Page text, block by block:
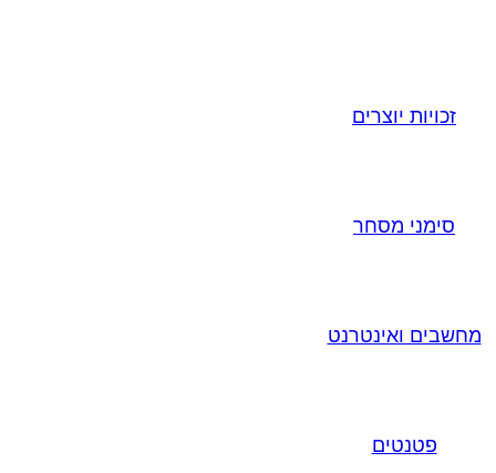
זכויות יוצרים
סימני מסחר
מחשבים ואינטרנט
פטנטים